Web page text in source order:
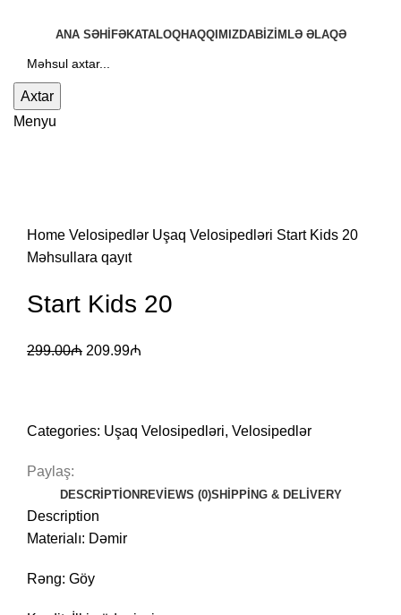
ANA SƏHIFƏKATALOQHAQQIMIZDABIZIMLƏ ƏLAQƏ
Axtar
Menyu
Home Velosipedlər Uşaq Velosipedləri Start Kids 20
Məhsullara qayıt
Start Kids 20
299.00₼ 209.99₼
Categories: Uşaq Velosipedləri, Velosipedlər
Paylaş:
DESCRIPTION REVIEWS (0)SHIPPING & DELIVERY
Description
Materialı: Dəmir
Rəng: Göy